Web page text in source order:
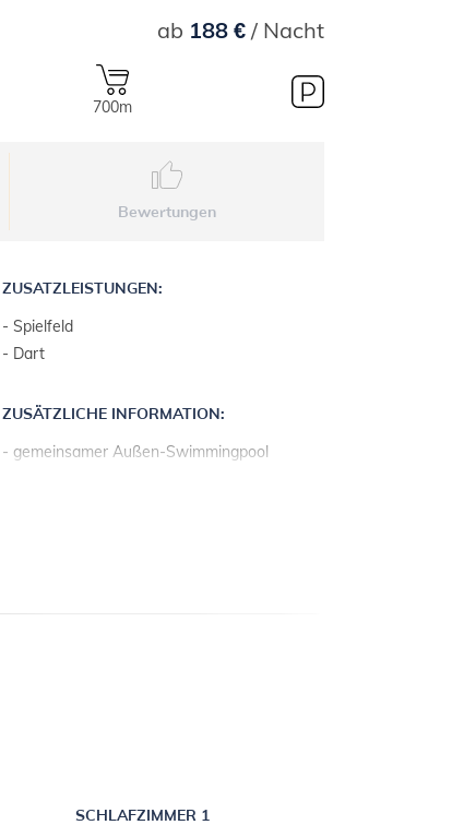
ab 188 €/ Nacht
700m
Bewertungen
ZUSATZLEISTUNGEN:
- Spielfeld
- Dart
ZUSÄTZLICHE INFORMATION:
- gemeinsamer Außen-Swimmingpool
- Parkplatz: 2
SCHLAFZIMMER 1